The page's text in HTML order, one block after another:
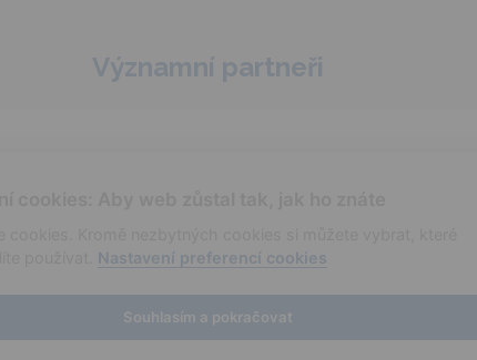
Významní partneři
cookies
Nastavení preferencí cookies
Souhlasím a pokračovat